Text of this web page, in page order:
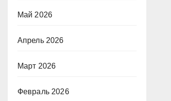
Май 2026
Апрель 2026
Март 2026
Февраль 2026